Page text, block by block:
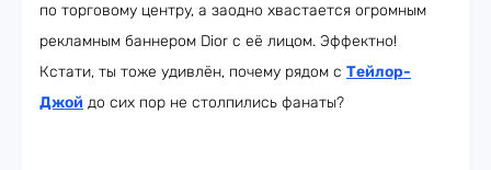
по торговому центру, а заодно хвастается огромным
рекламным баннером Dior с её лицом. Эффектно!
Кстати, ты тоже удивлён, почему рядом с Тейлор-
Джой до сих пор не столпились фанаты?